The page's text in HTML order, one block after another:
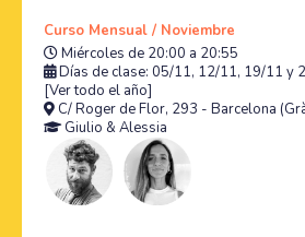
Curso Mensual / Noviembre
Miércoles de 20:00 a 20:55
Días de clase: 05/11, 12/11, 19/11 y
[Ver todo el año]
C/ Roger de Flor, 293 - Barcelona
Giulio & Alessia